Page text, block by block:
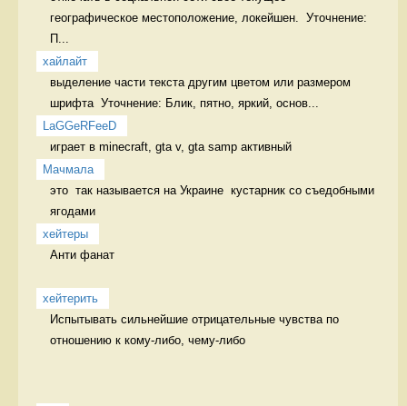
географическое местоположение, локейшен.  Уточнение:
П...
хайлайт
выделение части текста другим цветом или размером
шрифта  Уточнение: Блик, пятно, яркий, основ...
LaGGeRFeeD
играет в minecraft, gta v, gta samp активный
Мачмала
это  так называется на Украине  кустарник со съедобными
ягодами
хейтеры
Анти фанат
хейтерить
Испытывать сильнейшие отрицательные чувства по
отношению к кому-либо, чему-либо